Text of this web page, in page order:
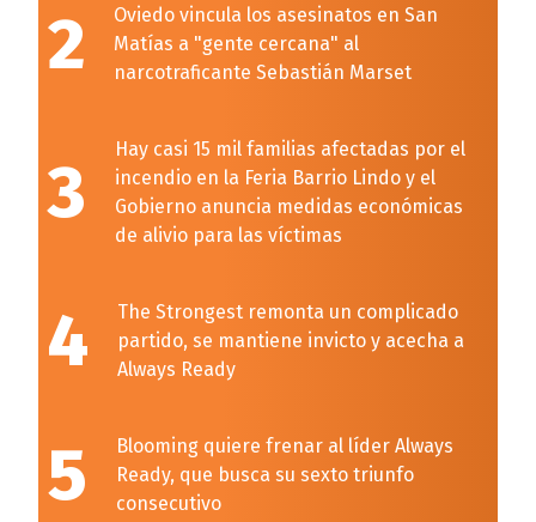
2
Oviedo vincula los asesinatos en San
Matías a "gente cercana" al
narcotraficante Sebastián Marset
3
Hay casi 15 mil familias afectadas por el
incendio en la Feria Barrio Lindo y el
Gobierno anuncia medidas económicas
de alivio para las víctimas
4
The Strongest remonta un complicado
partido, se mantiene invicto y acecha a
Always Ready
5
Blooming quiere frenar al líder Always
Ready, que busca su sexto triunfo
consecutivo